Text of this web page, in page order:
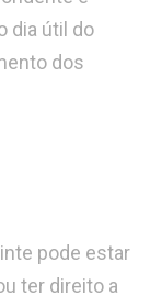
dia útil do
dos
pode estar
ter direito a